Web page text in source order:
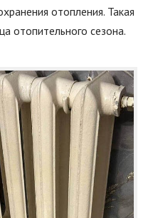
отопления. Такая
отопительного сезона.